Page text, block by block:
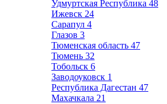
Удмуртская Республика 48
Ижевск 24
Сарапул 4
Глазов 3
Тюменская область 47
Тюмень 32
Тобольск 6
Заводоуковск 1
Республика Дагестан 47
Махачкала 21